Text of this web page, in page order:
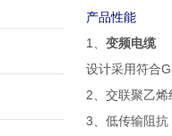
产品性能
1 变频电缆
设计采用符合
2 、交联聚乙
3 、低传输阻